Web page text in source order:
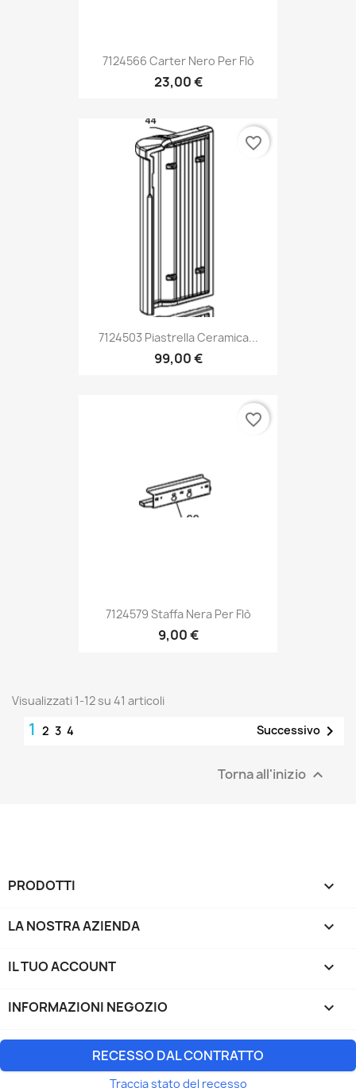
7124566 Carter Nero Per Flò
23,00 €
7124503 Piastrella Ceramica...
99,00 €
favorite_border
7124579 Staffa Nera Per Flò
9,00 €
favorite_border
Visualizzati 1-12 su 41 articoli
1 2 3 4 Successivo 
Torna all'inizio 
PRODOTTI 
LA NOSTRA AZIENDA 
IL TUO ACCOUNT 
INFORMAZIONI NEGOZIO keyboard_arrow_down
RECESSO DAL CONTRATTO
Traccia stato del recesso